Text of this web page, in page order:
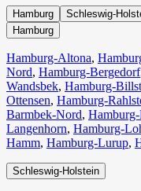
Hamburg Schleswig-
Hamburg
Hamburg-Altona,
Nord, Hamburg-Bergedorf
Wandsbek, Hamburg-
Ottensen, Hamburg-
Barmbek-Nord,
Langenhorn, Hamburg-
Hamm, Hamburg-Lurup,
Schleswig-Holstein